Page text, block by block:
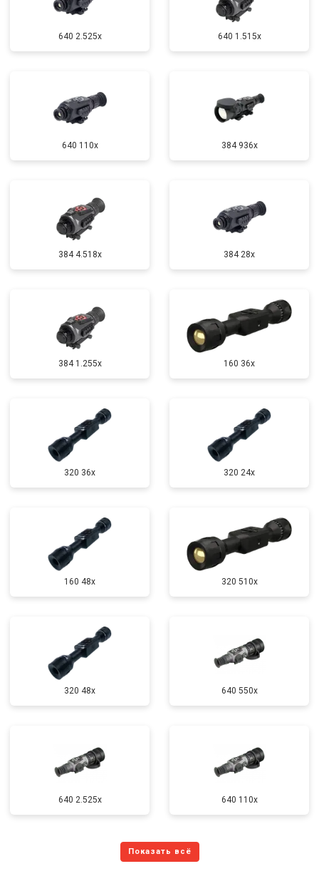
640 2.525x 640 1.515x
640 110x 384 936x
384 4.518x 384 28x
384 1.255х 160 36x
320 36x 320 24x
160 48x 320 510x
320 48x 640 550x
640 2.525x 640 110x